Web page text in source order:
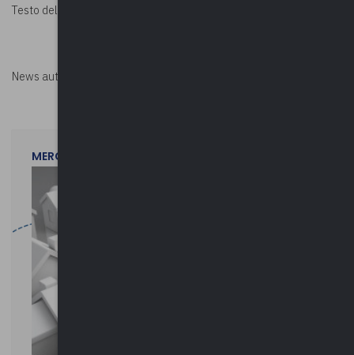
Testo della
News autorizzata da
MERCOLEDì 29 LUGLIO 2026